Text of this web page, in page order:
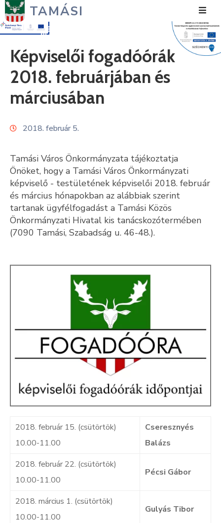
TAMÁSI
Városunk
Önkormányzat
Turizmus
Fejlesztések
Média
Kultúra
Képviselői fogadóórák
2018. februárjában és
márciusában
2018. február 5.
Tamási Város Önkormányzata tájékoztatja
Önöket, hogy a Tamási Város Önkormányzati
képviselő - testületének képviselői 2018. február
és március hónapokban az alábbiak szerint
tartanak ügyfélfogadást a Tamási Közös
Önkormányzati Hivatal kis tanácskozótermében
(7090 Tamási, Szabadság u. 46-48.).
2018. február 15. (csütörtök)
10.00-11.00
Cseresznyés
Balázs
2018. február 22. (csütörtök)
10.00-11.00
Pécsi Gábor
2018. március 1. (csütörtök)
10.00-11.00
Gulyás Tibor